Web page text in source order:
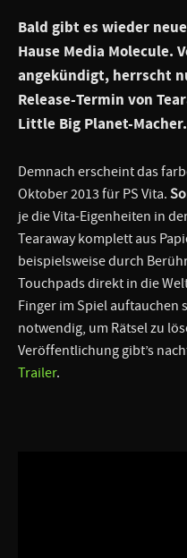
Bald gibt es wieder
Hause Media Molecule.
angekündigt, herrscht
Release-Termin von
Little Big Planet-Macher.
Demnach erscheint das
Oktober 2013 für PS Vita.
je die Vita-Eigenheiten in
Tearaway komplett aus
beispielsweise durch
Touchpads direkt in die
Finger im Spiel auftauchen
notwendig, um Rätsel zu
Veröffentlichung gibt’s
Trailer.